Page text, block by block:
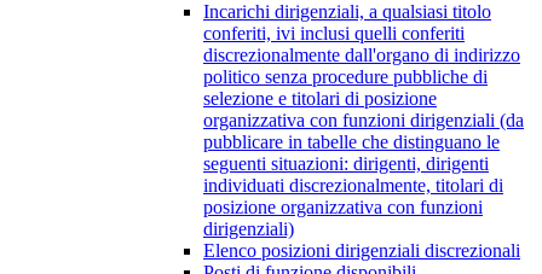
Incarichi dirigenziali, a qualsiasi titolo
conferiti, ivi inclusi quelli conferiti
discrezionalmente dall'organo di indirizzo
politico senza procedure pubbliche di
selezione e titolari di posizione
organizzativa con funzioni dirigenziali (da
pubblicare in tabelle che distinguano le
seguenti situazioni: dirigenti, dirigenti
individuati discrezionalmente, titolari di
posizione organizzativa con funzioni
dirigenziali)
Elenco posizioni dirigenziali discrezionali